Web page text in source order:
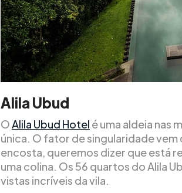
Alila Ubud
OAlila Ubud Hotel é uma aldeia nas
única. O fator de singularidade
encosta, queremos dizer que está
uma colina. Os 56 quartos do Alila
vistas incríveis da vila.